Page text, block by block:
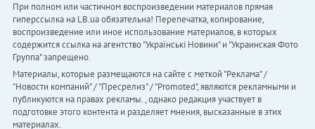
При полном или частичном воспроизведении материалов прямая
гиперссылка на LB.ua обязательна! Перепечатка, копирование,
воспроизведение или иное использование материалов, в которых
содержится ссылка на агентство "Українськi Новини" и "Украинская Фото
Группа" запрещено.
Материалы, которые размещаются на сайте с меткой "Реклама" /
"Новости компаний" / "Пресрелиз" / "Promoted", являются рекламными и
публикуются на правах рекламы. , однако редакция участвует в
подготовке этого контента и разделяет мнения, высказанные в этих
материалах.